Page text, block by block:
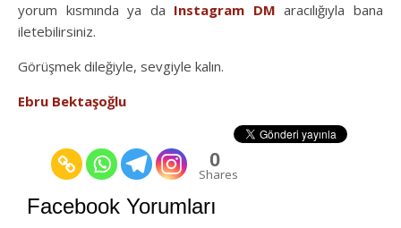
yorum kısmında ya da Instagram DM aracılığıyla bana
iletebilirsiniz.
Görüşmek dileğiyle, sevgiyle kalın.
Ebru Bektaşoğlu
0
Shares
Facebook Yorumları